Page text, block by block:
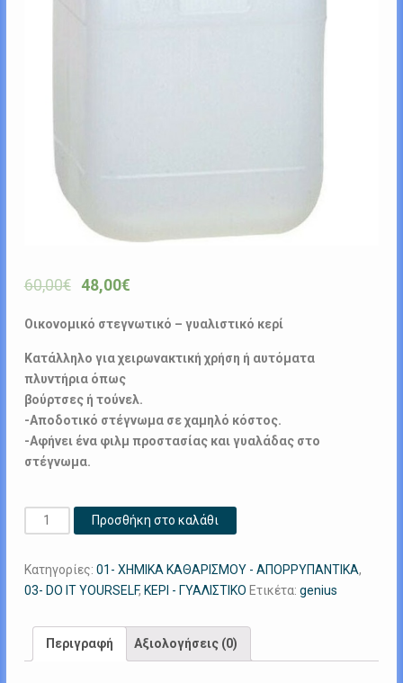
60,00€ 48,00€
Οικονομικό στεγνωτικό – γυαλιστικό κερί
Κατάλληλο για χειρωνακτική χρήση ή αυτόματα
πλυντήρια όπως
βούρτσες ή τούνελ.
-Αποδοτικό στέγνωμα σε χαμηλό κόστος.
-Αφήνει ένα φιλμ προστασίας και γυαλάδας στο
στέγνωμα.
Wax
ποσότητα
Προσθήκη στο καλάθι
Κατηγορίες: 01- ΧΗΜΙΚΑ ΚΑΘΑΡΙΣΜΟΥ - ΑΠΟΡΡΥΠΑΝΤΙΚΑ,
03- DO IT YOURSELF, ΚΕΡΙ - ΓΥΑΛΙΣΤΙΚΟ Ετικέτα: genius
Περιγραφή Αξιολογήσεις (0)